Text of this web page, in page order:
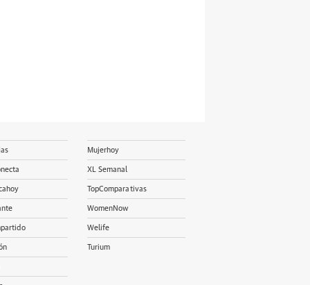
Mujerhoy
XL Semanal
TopComparativas
WomenNow
Welife
Turium